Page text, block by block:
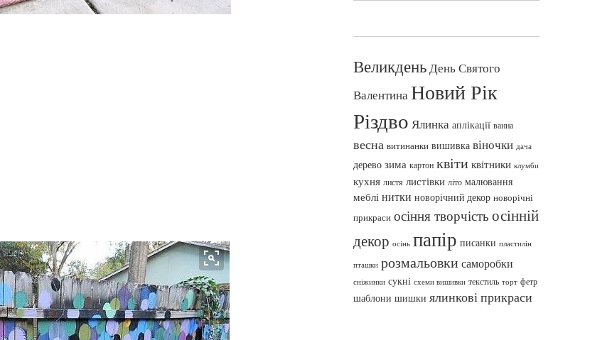
ВеликденьДень Святого
ВалентинаНовий Рік
Різдво Ялинка аплікації ванна
весна витинанки вишивка віночки дача
дерево зима картон квіти квітники клумби
кухня листя листівки літо малювання
меблі нитки новорічний декор новорічні
прикраси осіння творчість осінній
декор осінь папір писанки пластилін
пташки розмальовки саморобки
сніжинки сукні схеми вишивки текстиль торт фетр
шаблони шишки ялинкові прикраси